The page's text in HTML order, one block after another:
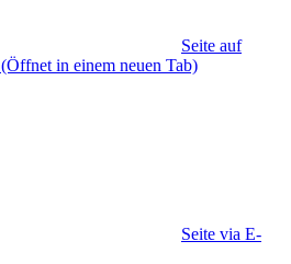
Seite auf
(Öffnet in einem neuen Tab)
Seite via E-